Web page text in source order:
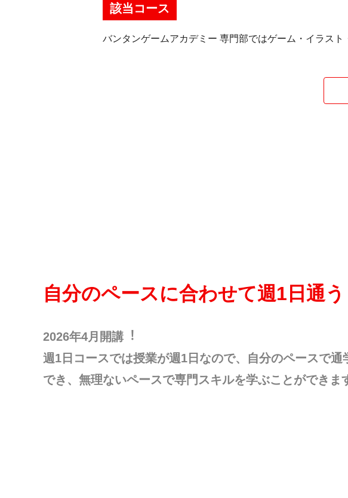
該当コース
バンタンゲームアカデミー 専門部ではゲーム・イラス
⾃分のペースに合わせて週1⽇通う
2026年4⽉開講︕
週1⽇コースでは授業が週1⽇なので、⾃分のペースで通
でき、無理ないペースで専⾨スキルを学ぶことができま